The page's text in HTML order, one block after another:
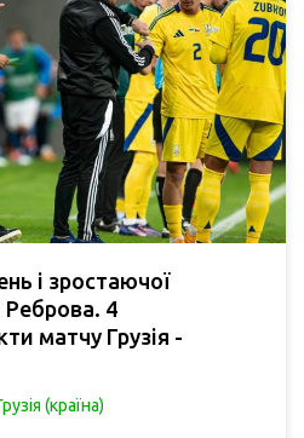
і зростаючої
Реброва. 4
матчу Грузія -
(країна)